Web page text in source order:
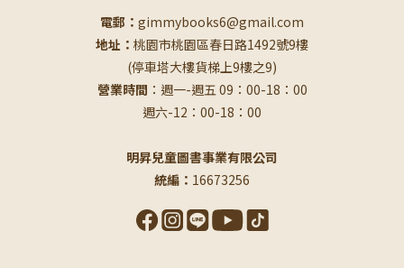
電郵： gimmybooks6@gmail.com
地址： 桃園市桃園區春日路1492號9樓
(停車塔大樓貨梯上9樓之9)
營業時間 ：週一-週五 09：00-18：00
週六-12：00-18：00
明昇兒童圖書事業有限公司
統編： 16673256